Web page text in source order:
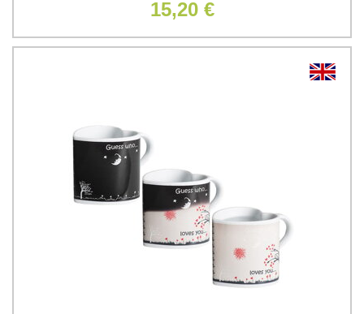
15,20 €